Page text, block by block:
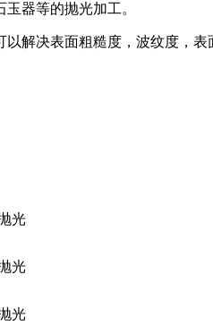
器等的抛光加工。
解决表面粗糙度，波纹度，
光
光
光